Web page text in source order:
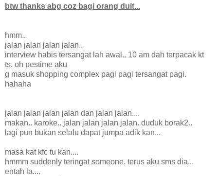
btw thanks abg coz bagi orang duit...
hmm..
jalan jalan jalan jalan..
interview habis tersangat lah awal.. 10 am dah terpacak kt
ts. oh pestime aku
g masuk shopping complex pagi pagi tersangat pagi.
hahaha
jalan jalan jalan jalan dan jalan jalan....
makan.. karoke.. jalan jalan jalan jalan. duduk borak2..
lagi pun bukan selalu dapat jumpa adik kan...
masa kat kfc tu kan....
hmmm suddenly teringat someone. terus aku sms dia...
entah la....